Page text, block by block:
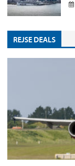
REJSE DEALS